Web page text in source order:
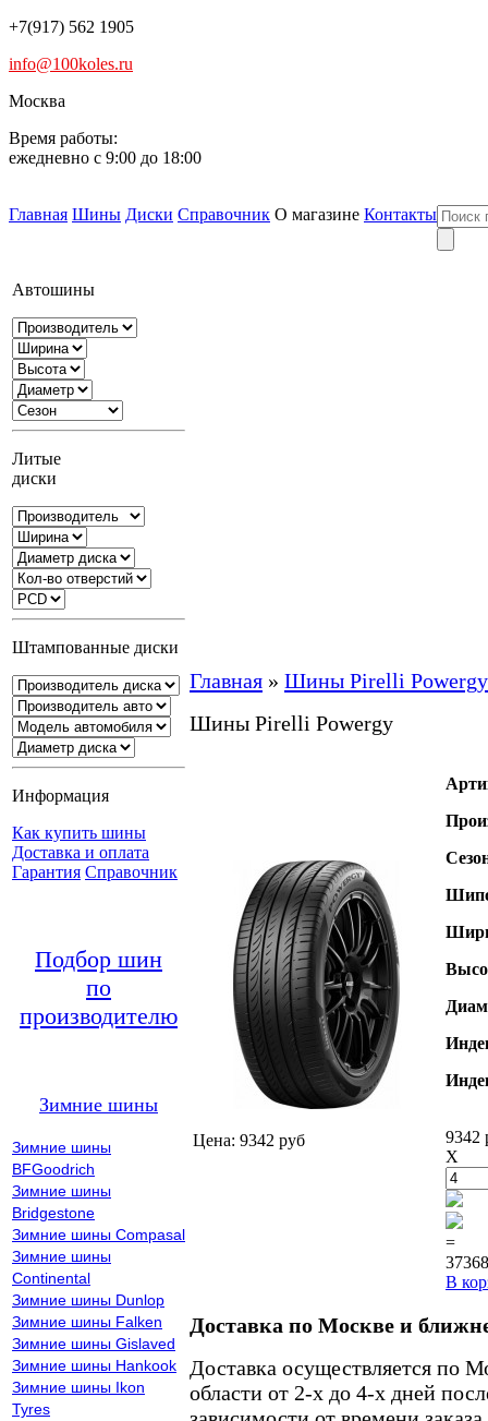
+7(917) 562 1905
info@100koles.ru
Москва
Время работы:
ежедневно с 9:00 до 18:00
Главная Шины Диски Справочник О магазине Контакты
Автошины
Литые
диски
Штампованные диски
Информация
Как купить шины
Доставка и оплата
Гарантия Справочник
Подбор шин
по
производителю
Зимние шины
Зимние шины
BFGoodrich
Зимние шины
Bridgestone
Зимние шины Compasal
Зимние шины
Continental
Зимние шины Dunlop
Зимние шины Falken
Зимние шины Gislaved
Зимние шины Hankook
Зимние шины Ikon
Tyres
Главная » Шины Pirelli Powergy
Шины Pirelli Powergy
Цена: 9342 руб
9342
X
=
В
Доставка по Москве и
Доставка осуществляется по
области от 2-х до 4-х дней